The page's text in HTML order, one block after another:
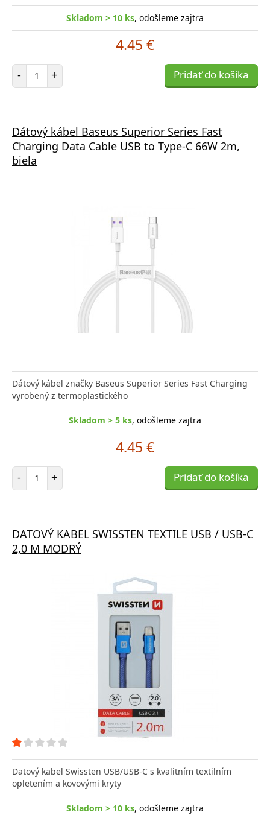
Skladom > 10 ks, odošleme zajtra
4.45 €
- Počet položiek
+ Pridať do košíka
Dátový kábel Baseus Superior Series Fast
Charging Data Cable USB to Type-C 66W 2m,
biela
Dátový kábel značky Baseus Superior Series Fast Charging
vyrobený z termoplastického
Skladom > 5 ks, odošleme zajtra
4.45 €
- Počet položiek
+ Pridať do košíka
DATOVÝ KABEL SWISSTEN TEXTILE USB / USB-C
2,0 M MODRÝ
Datový kabel Swissten USB/USB-C s kvalitním textilním
opletením a kovovými kryty
Skladom > 10 ks, odošleme zajtra